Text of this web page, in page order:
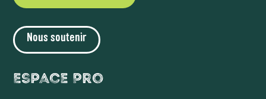
Nous soutenir
Espace Pro